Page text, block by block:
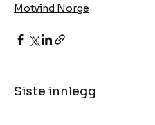
Motvind Norge
Siste innlegg